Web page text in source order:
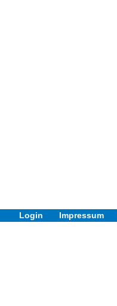
Login Impressum